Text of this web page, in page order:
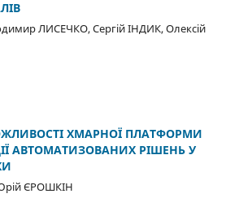
ЛИСЕЧКО, Сергій ІНДИК, Олексій
ХМАРНОЇ ПЛАТФОРМИ
АВТОМАТИЗОВАНИХ РІШЕНЬ У
ЄРОШКІН